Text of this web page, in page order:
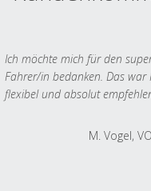
Ich möchte mich für den
Fahrer/in bedanken. Das war
flexibel und absolut
M. Vogel,